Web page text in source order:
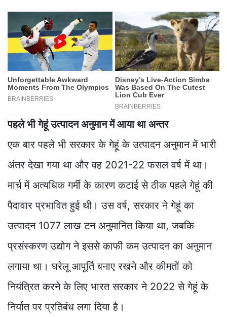
पहले भी गेहूं उत्पादन अनुमान में आया था अन्तर
एक बार पहले भी सरकार के गेहूं के उत्पादन अनुमान में भारी
अंतर देखा गया था और वह 2021-22 फसल वर्ष में था।
मार्च में अत्यधिक गर्मी के कारण कटाई से ठीक पहले गेहूं की
पैदावार प्रभावित हुई थी। उस वर्ष, सरकार ने गेहूं का
उत्पादन 1077 लाख टन अनुमानित किया था, जबकि
प्रसंस्करण उद्योग ने इससे काफी कम उत्पादन का अनुमान
लगाया था। घरेलू आपूर्ति बनाए रखने और कीमतों को
नियंत्रित करने के लिए भारत सरकार ने 2022 से गेहूं के
निर्यात पर प्रतिबंध लगा दिया है।